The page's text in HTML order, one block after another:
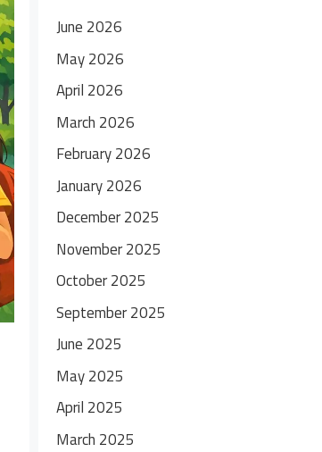
June 2026
May 2026
April 2026
March 2026
February 2026
January 2026
December 2025
November 2025
October 2025
September 2025
June 2025
May 2025
April 2025
March 2025